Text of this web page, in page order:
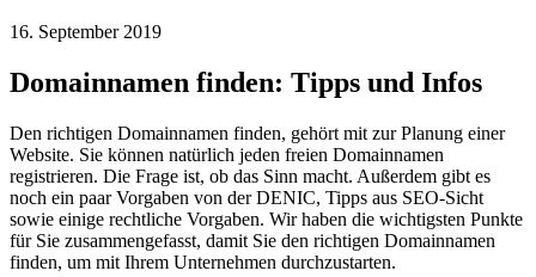
16. September 2019
Domainnamen finden: Tipps und Infos
Den richtigen Domainnamen finden, gehört mit zur Planung einer
Website. Sie können natürlich jeden freien Domainnamen
registrieren. Die Frage ist, ob das Sinn macht. Außerdem gibt es
noch ein paar Vorgaben von der DENIC, Tipps aus SEO-Sicht
sowie einige rechtliche Vorgaben. Wir haben die wichtigsten Punkte
für Sie zusammengefasst, damit Sie den richtigen Domainnamen
finden, um mit Ihrem Unternehmen durchzustarten.